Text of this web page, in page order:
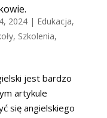
2024| Edukacja,
, Szkolenia,
jest bardzo
artykule
się angielskiego